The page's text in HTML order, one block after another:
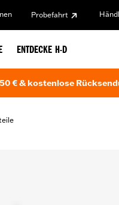
Probefahrt
ENTDECKE H-D
€ & kostenlose